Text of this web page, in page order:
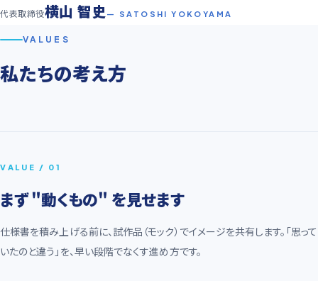
代表取締役横山 智史— SATOSHI YOKOYAMA
VALUES
私たちの考え方
VALUE / 01
まず "動くもの" を見せます
仕様書を積み上げる前に、試作品（モック）でイメージを共有します。「思って
いたのと違う」を、早い段階でなくす進め方です。